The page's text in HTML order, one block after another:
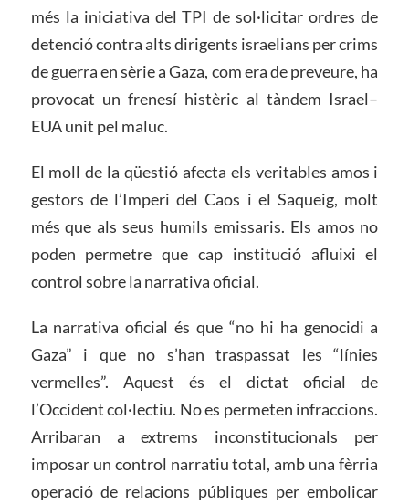
més la iniciativa del TPI de sol·licitar ordres de
detenció contra alts dirigents israelians per crims
de guerra en sèrie a Gaza, com era de preveure, ha
provocat un frenesí histèric al tàndem Israel–
EUA unit pel maluc.
El moll de la qüestió afecta els veritables amos i
gestors de l’Imperi del Caos i el Saqueig, molt
més que als seus humils emissaris. Els amos no
poden permetre que cap institució afluixi el
control sobre la narrativa oficial.
La narrativa oficial és que “no hi ha genocidi a
Gaza” i que no s’han traspassat les “línies
vermelles”. Aquest és el dictat oficial de
l’Occident col·lectiu. No es permeten infraccions.
Arribaran a extrems inconstitucionals per
imposar un control narratiu total, amb una fèrria
operació de relacions públiques per embolicar